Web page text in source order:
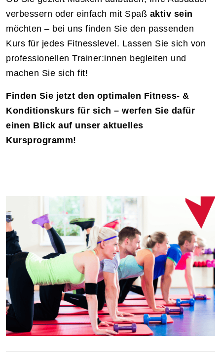
verbessern oder einfach mit Spaß aktiv sein
möchten – bei uns finden Sie den passenden
Kurs für jedes Fitnesslevel. Lassen Sie sich von
professionellen Trainer:innen begleiten und
machen Sie sich fit!
Finden Sie jetzt den optimalen Fitness- &
Konditionskurs für sich – werfen Sie dafür
einen Blick auf unser aktuelles
Kursprogramm!